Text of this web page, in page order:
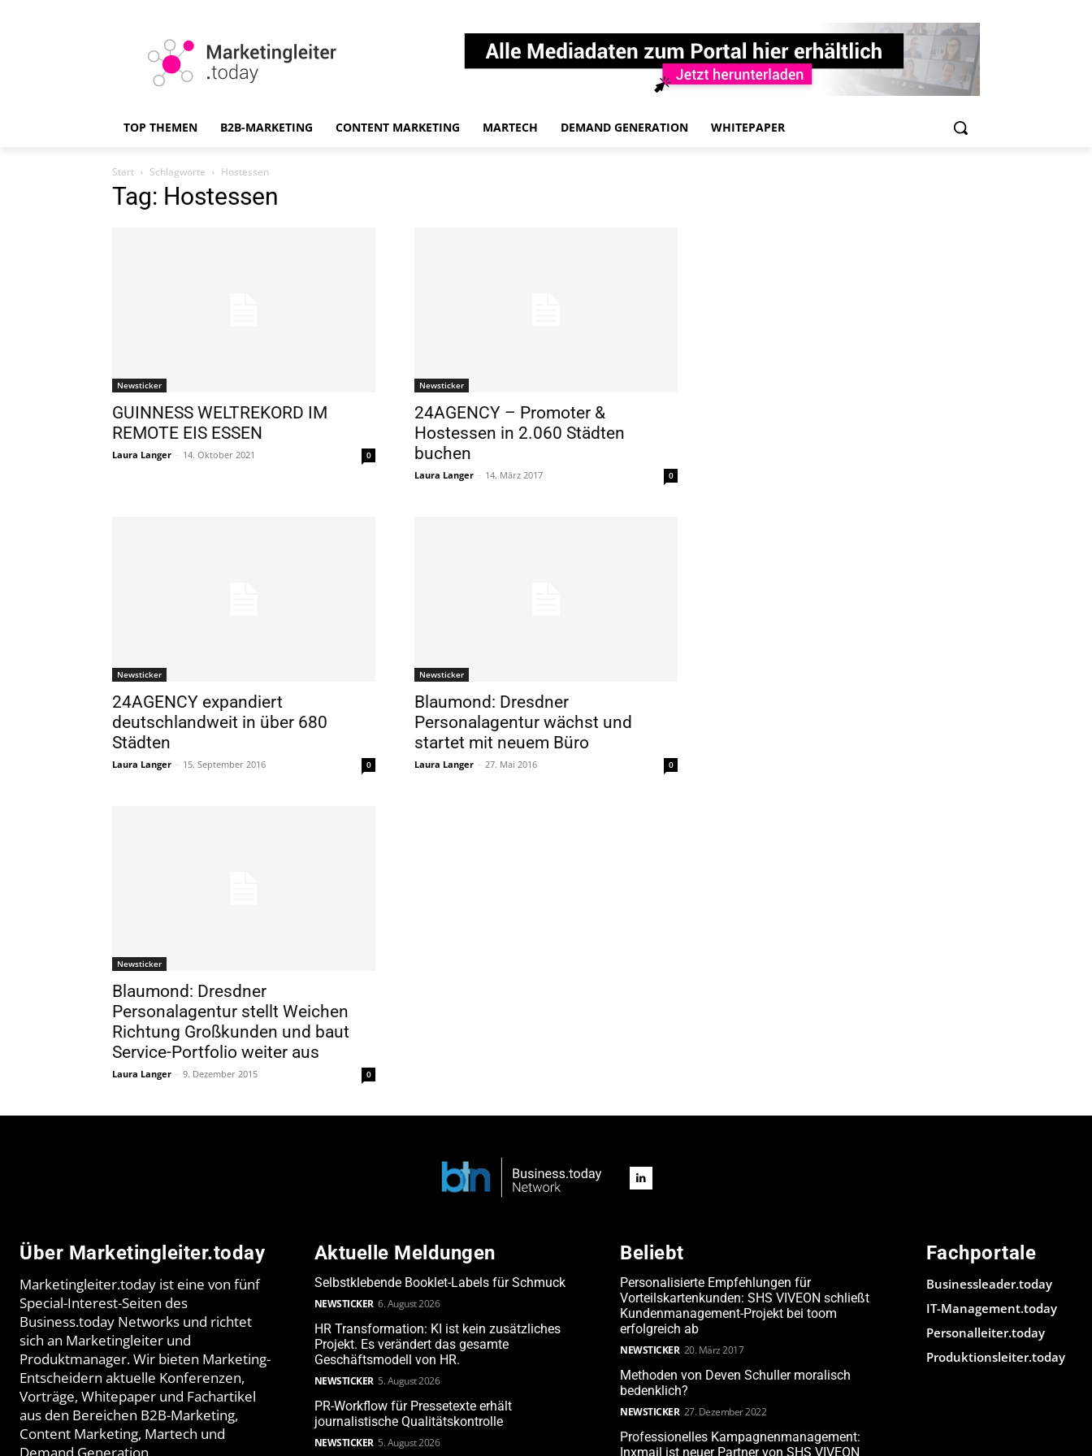
TOP THEMEN B2B-MARKETING CONTENT MARKETING MARTECH DEMAND GENERATION WHITEPAPER
Start Schlagworte Hostessen
Tag: Hostessen
Newsticker
GUINNESS WELTREKORD IM
REMOTE EIS ESSEN
Laura Langer - 14. Oktober 2021 0
Newsticker
24AGENCY – Promoter &
Hostessen in 2.060 Städten
buchen
Laura Langer - 14. März 2017 0
Newsticker
24AGENCY expandiert
deutschlandweit in über 680
Städten
Laura Langer - 15. September 2016 0
Newsticker
Blaumond: Dresdner
Personalagentur wächst und
startet mit neuem Büro
Laura Langer - 27. Mai 2016 0
Newsticker
Blaumond: Dresdner
Personalagentur stellt Weichen
Richtung Großkunden und baut
Service-Portfolio weiter aus
Laura Langer - 9. Dezember 2015 0
Über Marketingleiter.today
Marketingleiter.today ist eine von fünf
Special-Interest-Seiten des
Business.today Networks und richtet
sich an Marketingleiter und
Produktmanager. Wir bieten Marketing-
Entscheidern aktuelle Konferenzen,
Vorträge, Whitepaper und Fachartikel
aus den Bereichen B2B-Marketing,
Content Marketing, Martech und
Demand Generation.
Aktuelle Meldungen
Selbstklebende Booklet-Labels für Schmuck
NEWSTICKER 6. August 2026
HR Transformation: KI ist kein zusätzliches
Projekt. Es verändert das gesamte
Geschäftsmodell von HR.
NEWSTICKER 5. August 2026
PR-Workflow für Pressetexte erhält
journalistische Qualitätskontrolle
NEWSTICKER 5. August 2026
Beliebt
Personalisierte Empfehlungen für
Vorteilskartenkunden: SHS VIVEON schließt
Kundenmanagement-Projekt bei toom
erfolgreich ab
NEWSTICKER 20. März 2017
Methoden von Deven Schuller moralisch
bedenklich?
NEWSTICKER 27. Dezember 2022
Professionelles Kampagnenmanagement:
Inxmail ist neuer Partner von SHS VIVEON
Fachportale
Businessleader.today
IT-Management.today
Personalleiter.today
Produktionsleiter.today